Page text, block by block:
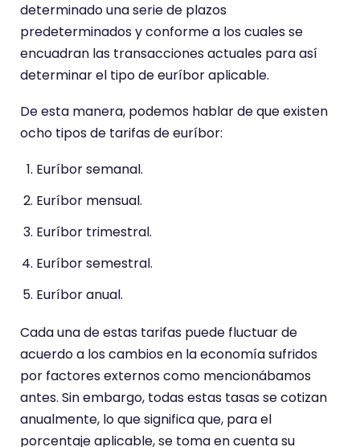
determinado una serie de plazos
predeterminados y conforme a los cuales se
encuadran las transacciones actuales para así
determinar el tipo de euríbor aplicable.
De esta manera, podemos hablar de que existen
ocho tipos de tarifas de euríbor:
Euríbor semanal.
Euríbor mensual.
Euríbor trimestral.
Euríbor semestral.
Euríbor anual.
Cada una de estas tarifas puede fluctuar de
acuerdo a los cambios en la economía sufridos
por factores externos como mencionábamos
antes. Sin embargo, todas estas tasas se cotizan
anualmente, lo que significa que, para el
porcentaje aplicable, se toma en cuenta su